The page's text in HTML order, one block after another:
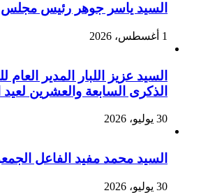
السيد ياسر جوهر رئيس مجلس مقاطعة
1 أغسطس، 2026
السيد عزيز اللبار المدير
الذكرى السابعة والعشرين
30 يوليو، 2026
السيد محمد مفيد الفاعل الجمعوي
30 يوليو، 2026